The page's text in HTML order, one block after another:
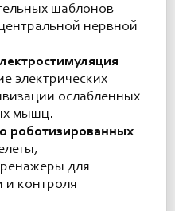
шаблонов
нервной
электрических
ослабленных
мышц.
роботизированных
для
и контроля